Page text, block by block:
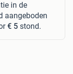
in de
aangeboden
€ 5 stond.